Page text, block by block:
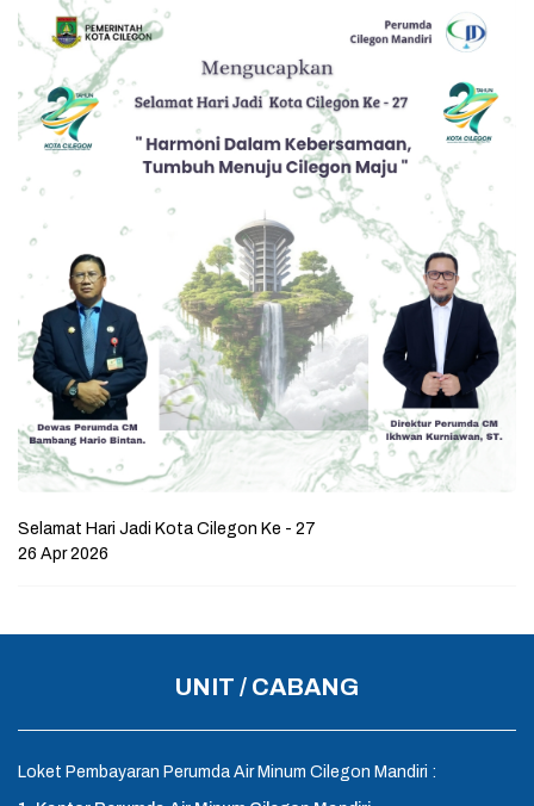
Selamat Hari Jadi Kota Cilegon Ke - 27
26 Apr 2026
UNIT / CABANG
Loket Pembayaran Perumda Air Minum Cilegon Mandiri :